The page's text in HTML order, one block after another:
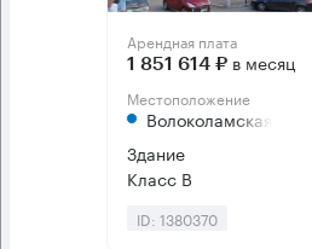
Арендная плата
1 851 614 ₽ в месяц
Местоположение
Волоколамская
Здание
Класс B
ID: 1380370